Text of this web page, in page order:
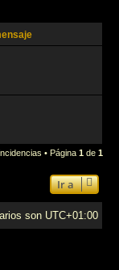
• Página 1 de 1
Ir a
son UTC+01:00